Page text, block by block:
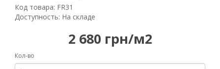
Код товара: FR31
Доступность: На складе
2 680 грн/м2
Кол-во